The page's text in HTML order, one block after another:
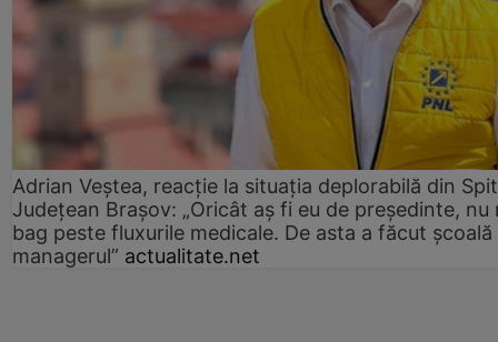
Adrian Veștea, reacție la situația deplorabilă din
Județean Brașov: „Oricât aș fi eu de președinte, nu
bag peste fluxurile medicale. De asta a făcut școală
managerul” actualitate.net